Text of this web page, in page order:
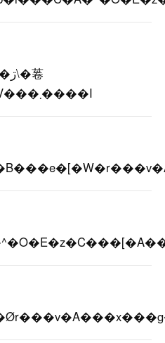
�i���X�g���X�V���܂����I